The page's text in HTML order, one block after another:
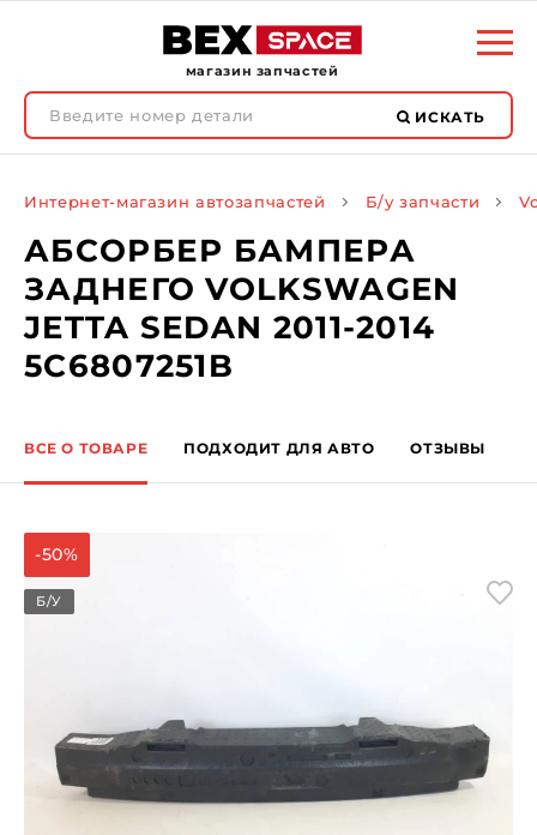
магазин запчастей
ИСКАТЬ
Интернет-магазин автозапчастей Б/у запчасти
АБСОРБЕР БАМПЕРА
ЗАДНЕГО VOLKSWAGEN
JETTA SEDAN 2011-2014
5C6807251B
ВСЕ О ТОВАРЕ ПОДХОДИТ ДЛЯ АВТО ОТЗЫВЫ
-50%
Б/У